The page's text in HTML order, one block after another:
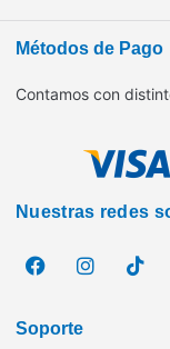
Métodos de Pago
Contamos con
Nuestras redes
Soporte